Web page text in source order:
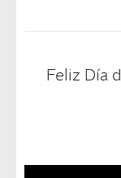
Feliz Día